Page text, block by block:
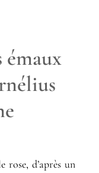
émaux
rose, d’après un